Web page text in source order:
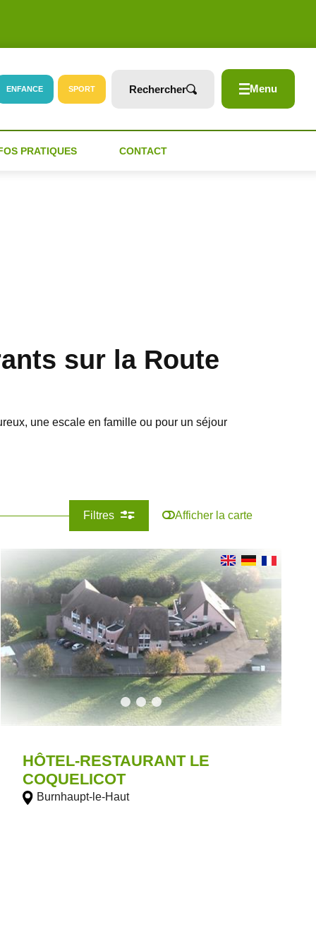
ENFANCE SPORT Rechercher Menu
PRATIQUES CONTACT
sur la Route
une escale en famille ou pour un séjour
Filtres Afficher la carte
HÔTEL-RESTAURANT LE
COQUELICOT
Burnhaupt-le-Haut